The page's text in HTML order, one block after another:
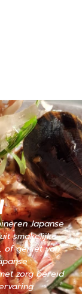
Japanse
smakelijke
of geniet van
zorg bereid